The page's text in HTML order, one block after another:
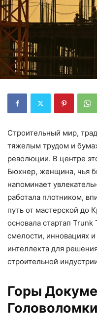
Строительный мир,
тяжелым трудом и
революции. В центре
Бюхнер, женщина, чья
напоминает
работала плотником,
путь от мастерской до
основала стартап
смелости, инновациях
интеллекта для
строительной
Горы